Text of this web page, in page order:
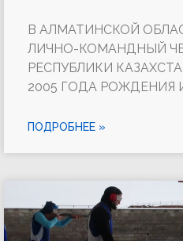
В АЛМАТИНСКОЙ
ЛИЧНО-КОМАНДНЫЙ
РЕСПУБЛИКИ
2005 ГОДА
ПОДРОБНЕЕ »